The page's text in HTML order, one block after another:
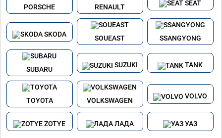
PORSCHE RENAULT
SEAT
SKODA
SOUEAST SSANGYONG
SUBARU
SUZUKI TANK
TOYOTA VOLKSWAGEN
VOLVO
ZOTYE ЛАДА УАЗ